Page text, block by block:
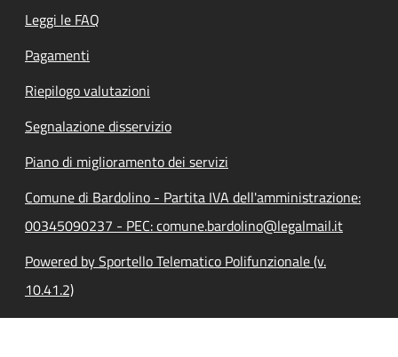
Leggi le FAQ
Pagamenti
Riepilogo valutazioni
Segnalazione disservizio
Piano di miglioramento dei servizi
Comune di Bardolino - Partita IVA dell'amministrazione:
00345090237 - PEC: comune.bardolino@legalmail.it
Powered by Sportello Telematico Polifunzionale (v.
10.41.2)